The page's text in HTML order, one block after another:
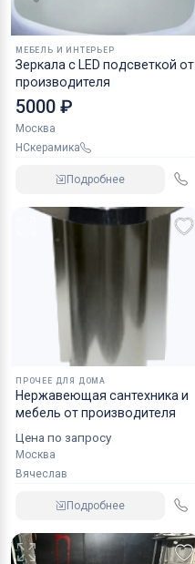
МЕБЕЛЬ И ИНТЕРЬЕР
Зеркала с LED подсветкой от
производителя
5000 ₽
Москва
НСкерамика
Подробнее
ПРОЧЕЕ ДЛЯ ДОМА
Нержавеющая сантехника и
мебель от производителя
Цена по запросу
Москва
Вячеслав
Подробнее